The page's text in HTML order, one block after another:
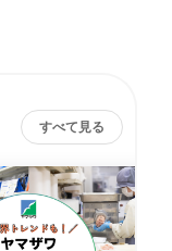
すべて見る